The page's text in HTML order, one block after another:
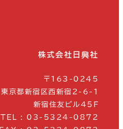
株式会社日興社
〒163-0245
東京都新宿区西新宿2-6-1
新宿住友ビル45F
TEL : 03-5324-0872